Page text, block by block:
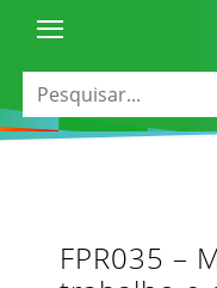
FPR035 –